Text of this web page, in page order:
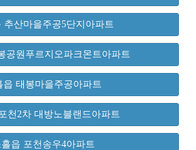
추산마을주공5단지아파트
공원푸르지오파크몬트아파트
읍 태봉마을주공아파트
천2차 대방노블랜드아파트
흘읍 포천송우4아파트